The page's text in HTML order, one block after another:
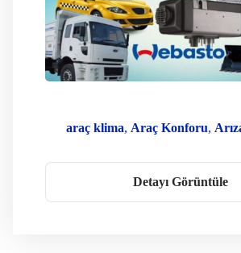
araç klima Araç Konforu
Orijinal Yedek Parça Oto
Detayı Görüntüle